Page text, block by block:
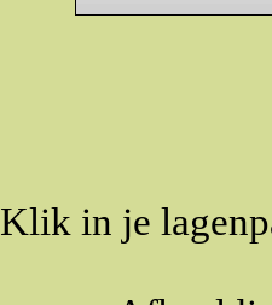
Klik in je